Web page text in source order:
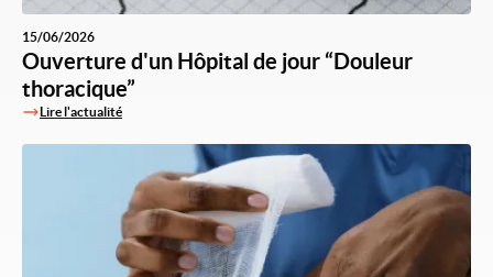
15/06/2026
Ouverture d'un Hôpital de jour “Douleur
thoracique”
Lire l'actualité